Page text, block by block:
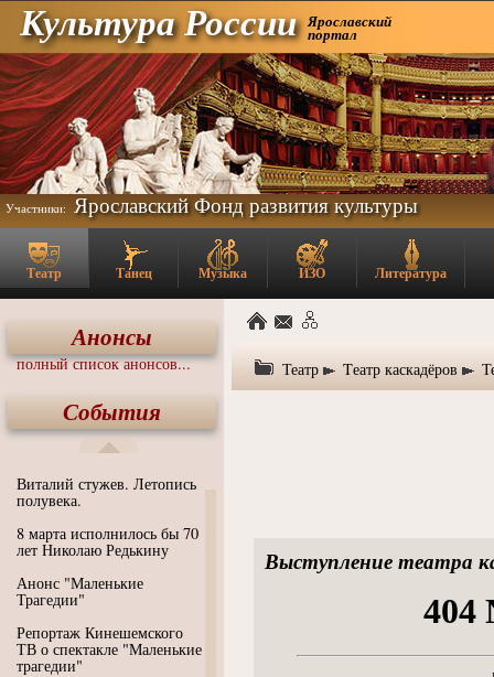
Культура России Ярославский
портал
Участники: Ярославский Фонд развития культуры
Театр Танец Музыка ИЗО Литература
Анонсы
полный список анонсов...
События
Виталий стужев. Летопись
полувека.
8 марта исполнилось бы 70
лет Николаю Редькину
Анонс "Маленькие
Трагедии"
Репортаж Кинешемского
ТВ о спектакле "Маленькие
трагедии"
Театр Tеатр каскадёров
Выступление театра